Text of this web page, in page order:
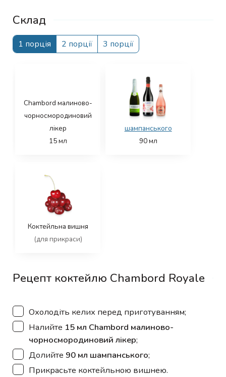
Склад
1 порція 2 порції 3 порції
Chambord малиново-
чорносмородиновий
лікер
15мл
шампанського
90мл
Коктейльна вишня
(для прикраси)
Рецепт коктейлю Chambord Royale
▢
Охолодіть келих перед приготуванням;
▢
Налийте 15 мл Chambord малиново-
чорносмородиновий лікер;
▢
Долийте 90 мл шампанського;
▢
Прикрасьте коктейльною вишнею.